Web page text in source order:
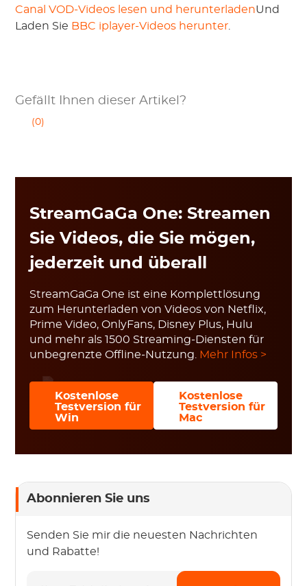
Canal VOD-Videos lesen und herunterladenUnd
Laden Sie BBC iplayer-Videos herunter.
Gefällt Ihnen dieser Artikel?
(0)
StreamGaGa One: Streamen
Sie Videos, die Sie mögen,
jederzeit und überall
StreamGaGa One ist eine Komplettlösung
zum Herunterladen von Videos von Netflix,
Prime Video, OnlyFans, Disney Plus, Hulu
und mehr als 1500 Streaming-Diensten für
unbegrenzte Offline-Nutzung. Mehr Infos >
Kostenlose
Testversion für
Win
Kostenlose
Testversion für
Mac
Abonnieren Sie uns
Senden Sie mir die neuesten Nachrichten
und Rabatte!